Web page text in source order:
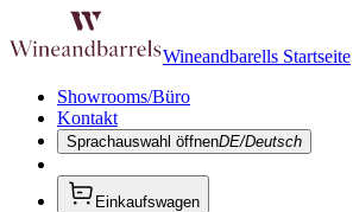
Wineandbarells Startseite
Showrooms/Büro
Kontakt
Sprachauswahl öffnenDE/Deutsch
Einkaufswagen